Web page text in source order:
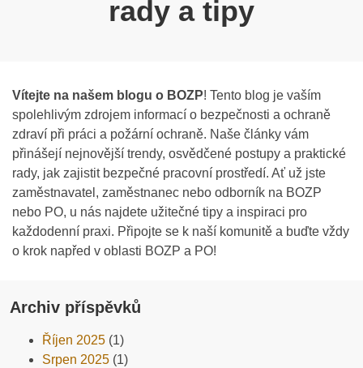
rady a tipy
Vítejte na našem blogu o BOZP! Tento blog je vaším
spolehlivým zdrojem informací o bezpečnosti a ochraně
zdraví při práci a požární ochraně. Naše články vám
přinášejí nejnovější trendy, osvědčené postupy a praktické
rady, jak zajistit bezpečné pracovní prostředí. Ať už jste
zaměstnavatel, zaměstnanec nebo odborník na BOZP
nebo PO, u nás najdete užitečné tipy a inspiraci pro
každodenní praxi. Připojte se k naší komunitě a buďte vždy
o krok napřed v oblasti BOZP a PO!
Archiv příspěvků
Říjen 2025 (1)
Srpen 2025 (1)